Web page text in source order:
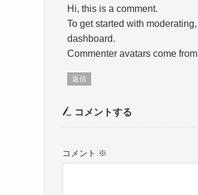
Hi, this is a comment.
To get started with
dashboard.
Commenter avatars come from
返信
コメントする
コメント ※